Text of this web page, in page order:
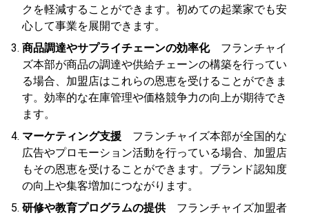
クを軽減することができます。初めての起業家でも安
心して事業を展開できます。
商品調達やサプライチェーンの効率化フランチャイ
ズ本部が商品の調達や供給チェーンの構築を行ってい
る場合、加盟店はこれらの恩恵を受けることができま
す。効率的な在庫管理や価格競争力の向上が期待でき
ます。
マーケティング支援 フランチャイズ本部が全国的な
広告やプロモーション活動を行っている場合、加盟店
もその恩恵を受けることができます。ブランド認知度
の向上や集客増加につながります。
研修や教育プログラムの提供フランチャイズ加盟者